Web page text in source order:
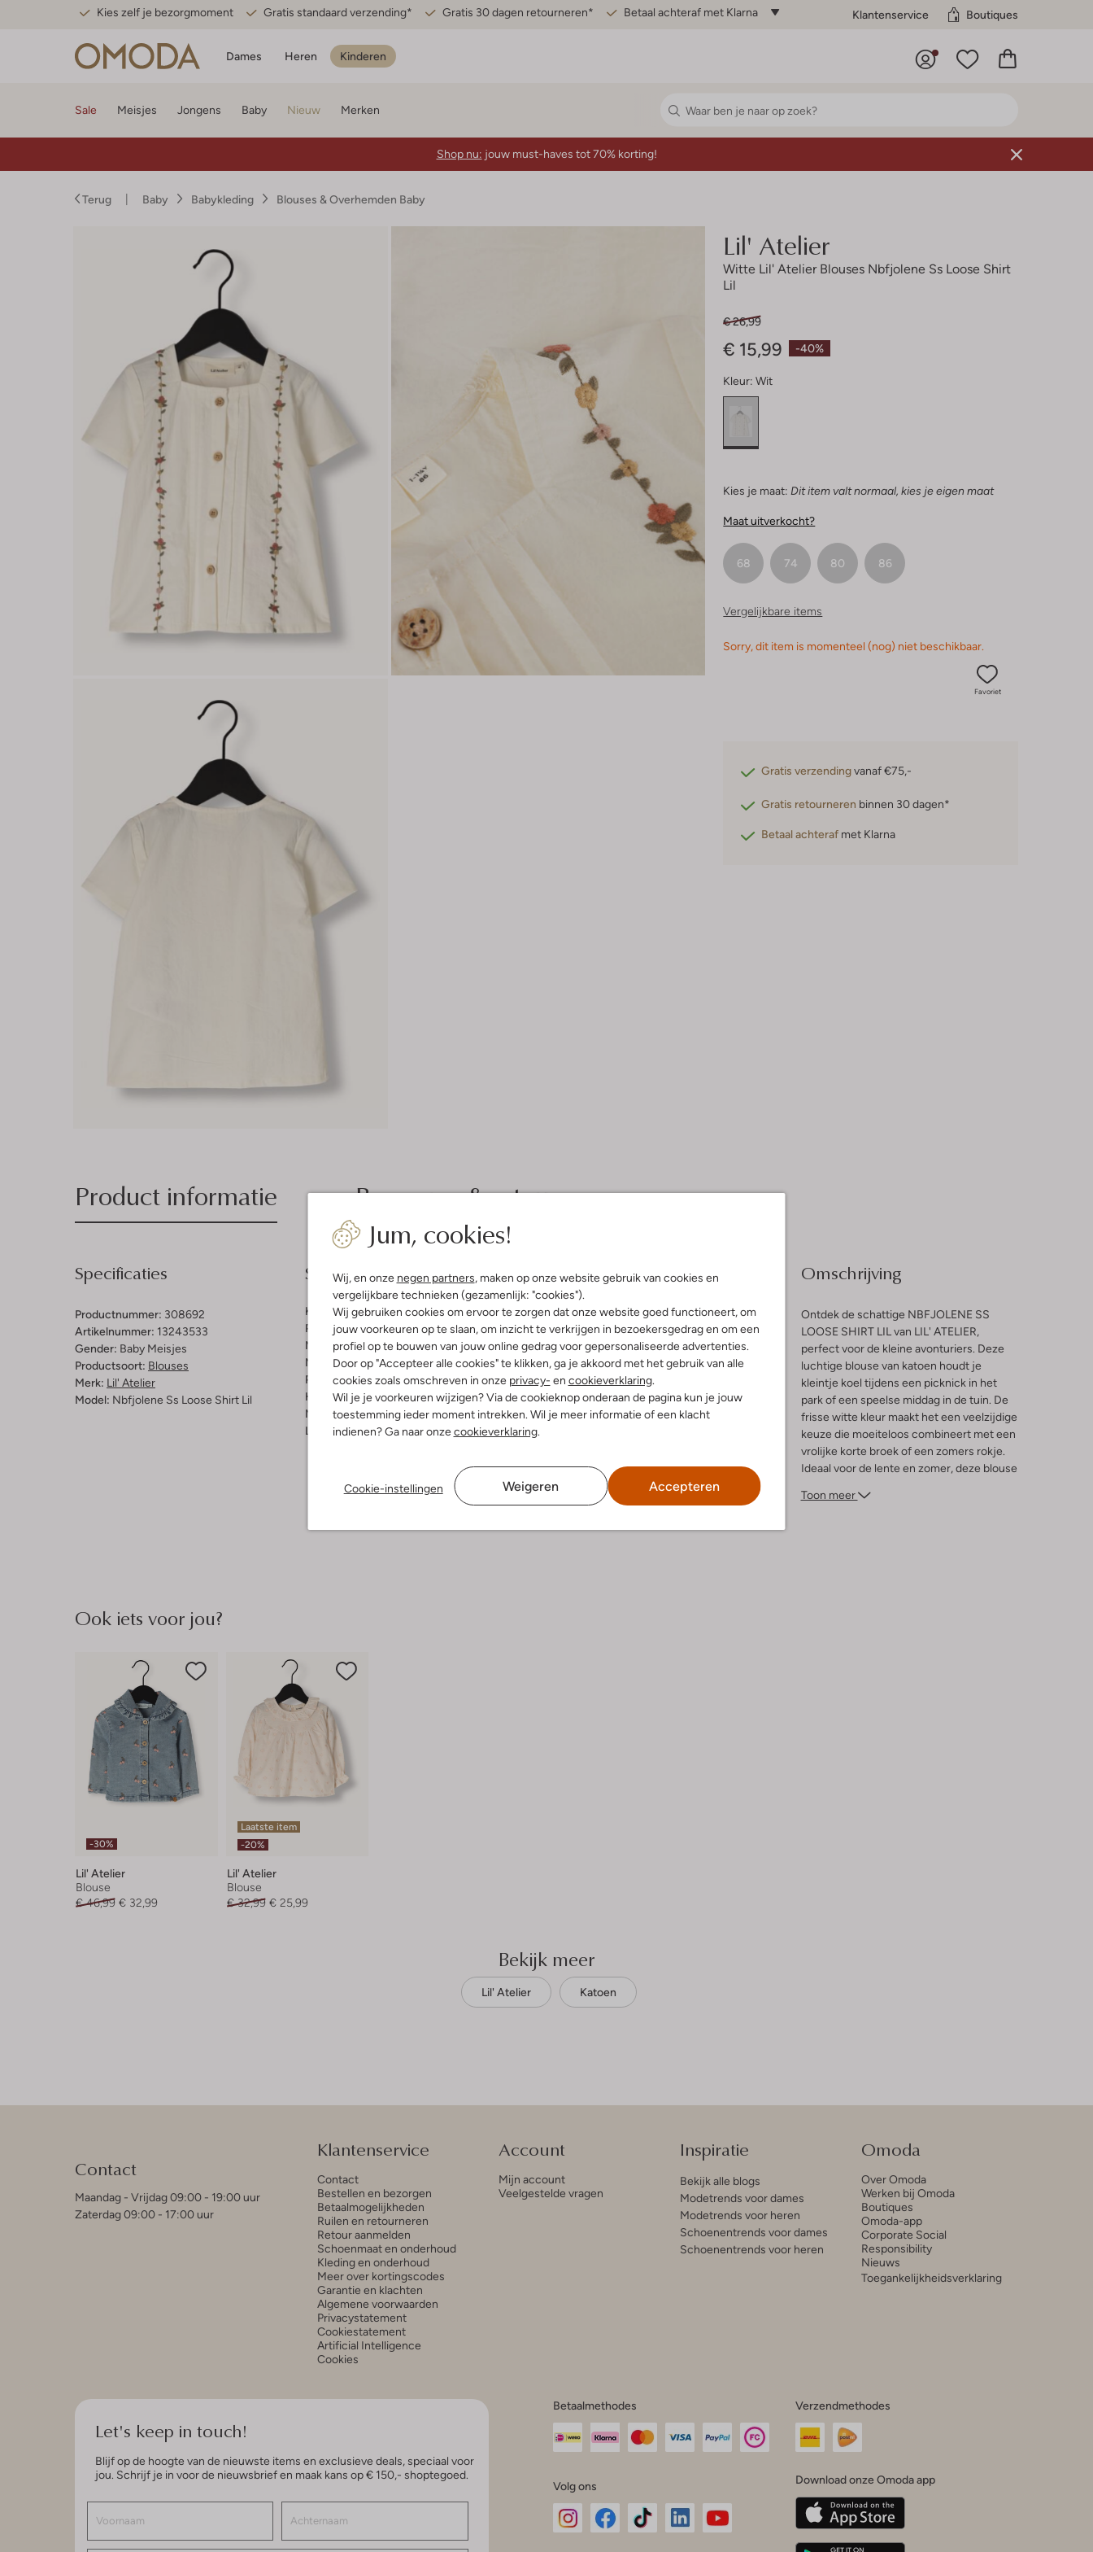
Kies zelf je bezorgmoment Gratis standaard verzending* Gratis 30 dagen retourneren* Betaal achteraf met Klarna Klantenservice Boutiques
Dames Heren Kinderen
Jum, cookies!
Wij, en onze negen partners, maken op onze website gebruik van cookies en
vergelijkbare technieken (gezamenlijk: "cookies").
Wij gebruiken cookies om ervoor te zorgen dat onze website goed functioneert, om
jouw voorkeuren op te slaan, om inzicht te verkrijgen in bezoekersgedrag en om een
profiel op te bouwen van jouw online gedrag voor gepersonaliseerde advertenties.
Door op "Accepteer alle cookies" te klikken, ga je akkoord met het gebruik van alle
cookies zoals omschreven in onze privacy- en cookieverklaring.
Wil je je voorkeuren wijzigen? Via de cookieknop onderaan de pagina kun je jouw
toestemming ieder moment intrekken. Wil je meer informatie of een klacht
indienen? Ga naar onzecookieverklaring.
Cookie-instellingen Weigeren Accepteren
Sale Meisjes Jongens Baby Nieuw Merken
Shop nu: jouw must-haves tot 70% korting!
Terug Baby Babykleding Blouses & Overhemden Baby
Lil' Atelier
Witte Lil' Atelier Blouses Nbfjolene Ss Loose Shirt
Lil
-40%
€ 26,99
€ 15,99
Kleur: Wit
Kies je maat: Dit item valt normaal, kies je eigen maat
Maat uitverkocht?
68 74 80 86
Vergelijkbare items
Sorry, dit item is momenteel (nog) niet beschikbaar.
Favoriet
Gratis verzendingvanaf €75,-
Gratis retourneren binnen 30 dagen*
Betaal achteraf met Klarna
Product informatie Bezorgen & retourneren
Specificaties
Productnummer: 308692
Artikelnummer: 13243533
Gender: Baby Meisjes
Productsoort: Blouses
Merk: Lil' Atelier
Model: Nbfjolene Ss Loose Shirt Lil
Samenstelling & Pasvorm
Kleur:Wit
Patroon:Bloemen
Materiaal: Katoen
Materiaalpercentages:100% Katoen
Pasvorm:Losvallend
Halslijn: Vierkant
Mouwlengte:Korte Mouw
Lengte:Kort
Wasvoorschriften
Beperkt wassen op 40 °C
Strijken op maximaal 110 °C
Kan niet in de droogtrommel
Alleen hangend drogen
Alleen liggend drogen
Omschrijving
Ontdek de schattige NBFJOLENE SS
LOOSE SHIRT LIL van LIL' ATELIER,
perfect voor de kleine avonturiers. Deze
luchtige blouse van katoen houdt je
kleintje koel tijdens een picknick in het
park of een speelse middag in de tuin. De
frisse witte kleur maakt het een veelzijdige
keuze die moeiteloos combineert met een
vrolijke korte broek of een zomers rokje.
Ideaal voor de lente en zomer, deze blouse
gelegenheid. Laat je kleintje stralen in
Toon meer
Ook iets voor jou?
-30%
Lil' Atelier
Blouse
€ 46,99 € 32,99
Laatste item
-20%
Lil' Atelier
Blouse
€ 32,99 € 25,99
Bekijk meer
Lil' Atelier Katoen
Contact
Maandag - Vrijdag 09:00 - 19:00 uur
Zaterdag 09:00 - 17:00 uur
Klantenservice
Contact
Bestellen en bezorgen
Betaalmogelijkheden
Ruilen en retourneren
Retour aanmelden
Schoenmaat en onderhoud
Kleding en onderhoud
Meer over kortingscodes
Garantie en klachten
Algemene voorwaarden
Privacystatement
Cookiestatement
Artificial Intelligence
Cookies
Account
Mijn account
Veelgestelde vragen
Inspiratie
Bekijk alle blogs
Modetrends voor dames
Modetrends voor heren
Schoenentrends voor dames
Schoenentrends voor heren
Omoda
Over Omoda
Werken bij Omoda
Boutiques
Omoda-app
Corporate Social
Responsibility
Nieuws
Toegankelijkheidsverklaring
Let's keep in touch!
Blijf op de hoogte van de nieuwste items en exclusieve deals, speciaal voor
jou. Schrijf je in voor de nieuwsbrief en maak kans op € 150,- shoptegoed.
Betaalmethodes
Volg ons
Verzendmethodes
Download onze Omoda app